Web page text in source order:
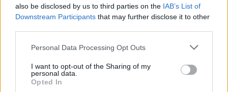
also be disclosed by us to third parties on the IAB’s List of
Downstream Participants that may further disclose it to other
Please note that this website/app uses one or more Google
not limited to your visit or usage behaviour. You may click to
grant or deny consent to Google and its third-party tags to
use your data for below specified purposes in below Google
Personal Data Processing Opt Outs
I want to opt-out of the Sharing of my
personal data.
Opted In